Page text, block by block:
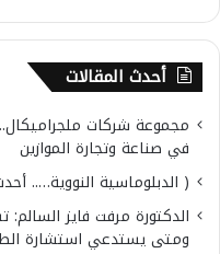
أحدث المقالات
في صناعة وتجارة الموازين
( الدبلوماسية النووية…..
الدكتورة مرفت فايز
ومتى يستدعي استشارة